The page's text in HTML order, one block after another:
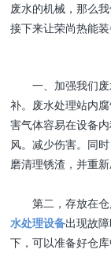
废水的机械，那么
接下来让荣尚热能
一、加强我们废
补。废水处理站内
害气体容易在设备
风。减少伤害。同
磨清理锈渣，并重
第二，存放在仓
水处理设备出现故
下，可以准备好仓